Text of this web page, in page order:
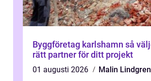
Byggföretag karlshamn så väljer du
rätt partner för ditt projekt
01 augusti 2026
Malin Lindgren